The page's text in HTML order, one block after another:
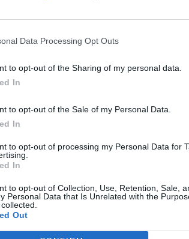
Data Processing Opt Outs
to opt-out of the Sharing of my personal data.
In
to opt-out of the Sale of my Personal Data.
In
to opt-out of processing my Personal Data for
In
to opt-out of Collection, Use, Retention, Sale,
Personal Data that Is Unrelated with the
Out